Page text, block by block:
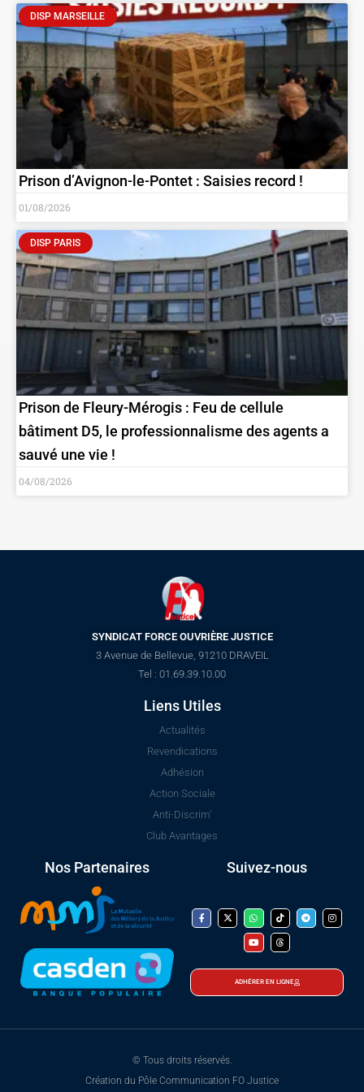
DISP MARSEILLE
Prison d’Avignon-le-Pontet : Saisies record !
01/08/2026
DISP PARIS
Prison de Fleury-Mérogis : Feu de cellule
bâtiment D5, le professionnalisme des agents a
sauvé une vie !
04/08/2026
SYNDICAT FORCE OUVRIÈRE JUSTICE
3 Avenue de Bellevue, 91210 DRAVEIL
Tel : 01.69.39.10.00
Liens Utiles
Actualités
Revendications
Adhésion
Action Sociale
Anti-Discrim'
Club Avantages
Nos Partenaires Suivez-nous
ADHÉRER EN LIGNE
© Tous droits réservés.
Création du Pôle Communication FO Justice